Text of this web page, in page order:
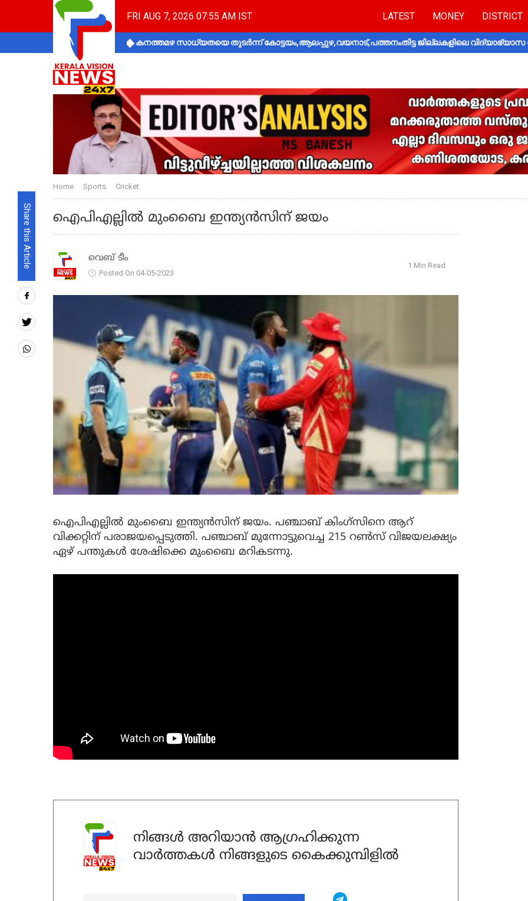
FRI AUG 7, 2026 07:55 AM IST LATEST MONEY DISTRICT
കനത്തമഴ സാധ്യതയെ തുടർന്ന് കോട്ടയം,ആലപ്പുഴ,വയനാട്,പത്തനംതിട്ട ജില്ലകളിലെ വിദ്യാഭ്യാസ
Share this Article
Home Sports Cricket
ഐപിഎല്ലില്‍ മുംബൈ ഇന്ത്യന്‍സിന് ജയം
വെബ് ടീം
Posted On 04-05-2023
1 Min Read
ഐപിഎല്ലില്‍ മുംബൈ ഇന്ത്യന്‍സിന് ജയം. പഞ്ചാബ് കിംഗ്‌സിനെ ആറ്
വിക്കറ്റിന് പരാജയപ്പെടുത്തി. പഞ്ചാബ് മുന്നോട്ടുവെച്ച 215 റണ്‍സ് വിജയലക്ഷ്യം
ഏഴ് പന്തുകള്‍ ശേഷിക്കെ മുംബൈ മറികടന്നു.
നിങ്ങൾ അറിയാൻ ആഗ്രഹിക്കുന്ന
വാർത്തകൾ നിങ്ങളുടെ കൈക്കുമ്പിളിൽ